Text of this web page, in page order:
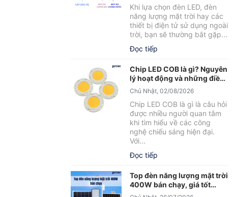
Khi lựa chọn đèn LED, đèn
năng lượng mặt trời hay các
thiết bị điện tử sử dụng ngoài
trời, bạn sẽ thường bắt gặp...
Đọc tiếp
Chip LED COB là gì? Nguyên
lý hoạt động và những điều
cần biết
Chủ Nhật, 02/08/2026
Chip LED COB là gì là câu hỏi
được nhiều người quan tâm
khi tìm hiểu về các công
nghệ chiếu sáng hiện đại.
Với...
Đọc tiếp
Top đèn năng lượng mặt trời
400W bán chạy, giá tốt
2026